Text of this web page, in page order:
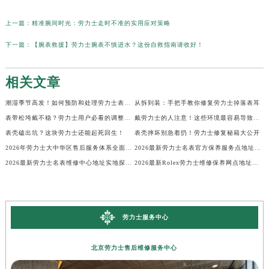
上一篇： 精准腕间时光：劳力士走时不准的实用应对策略
下一篇： 【腕表救援】劳力士腕表不慎进水？这份自救指南请收好！
相关文章
从拆到装：手把手教你修复劳力士掉落表耳
表壳磕出坑？这块劳力士还能起死回生！ 表壳摔坏别急着扔！劳力士修复秘籍大公开
劳力士服务中心
北京劳力士售后维修服务中心